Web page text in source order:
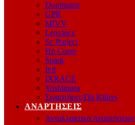
Dominator
GPR
MIVV
Leovince
Sc Project
Hp Corse
Spark
Ixil
IXRACE
Yoshimura
Σιγαστήρες/Db Killers
ΑΝΑΡΤΉΣΕΙΣ
Ανταλλακτικα Αναρτήσεων